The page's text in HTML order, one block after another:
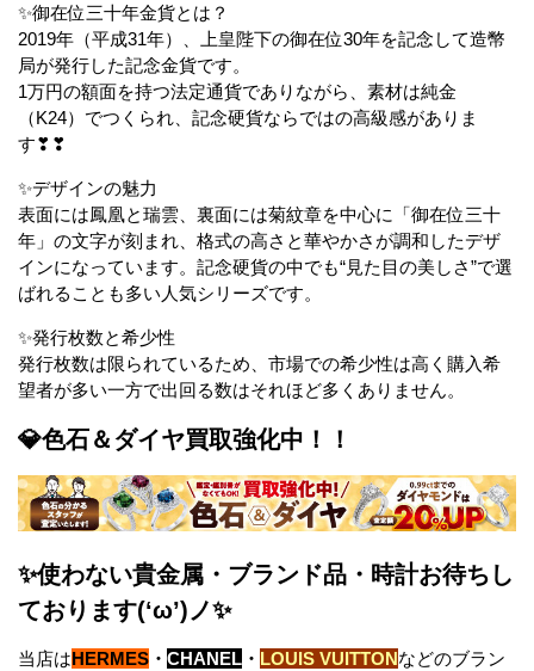
✨御在位三十年金貨とは？
2019年（平成31年）、上皇陛下の御在位30年を記念して造幣
局が発行した記念金貨です。
1万円の額面を持つ法定通貨でありながら、素材は純金
（K24）でつくられ、記念硬貨ならではの高級感がありま
す❣❣
✨デザインの魅力
表面には鳳凰と瑞雲、裏面には菊紋章を中心に「御在位三十
年」の文字が刻まれ、格式の高さと華やかさが調和したデザ
インになっています。記念硬貨の中でも“見た目の美しさ”で選
ばれることも多い人気シリーズです。
✨発行枚数と希少性
発行枚数は限られているため、市場での希少性は高く購入希
望者が多い一方で出回る数はそれほど多くありません。
💎色石＆ダイヤ買取強化中！！
✨使わない貴金属・ブランド品・時計お待ちし
ております(‘ω’)ノ✨
当店はHERMES ・ CHANEL ・ LOUIS VUITTONなどのブラン